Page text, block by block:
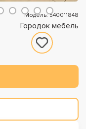
Модель: 540011848
Городок мебель